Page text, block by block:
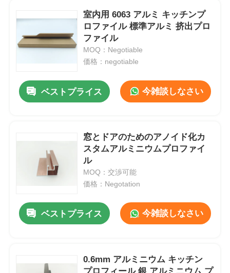
私たちについて
品質管理
ニュース
見積もりを依頼する
アルミ製のキッチンプロファイル
室内用 6063 アルミ キッチンプ
ロファイル 標準アルミ 挤出プロ
ファイル
MOQ：Negotiable
価格：negotiable
ベストプライス 今雑談しなさい
窓とドアのためのアノイド化カ
スタムアルミニウムプロファイ
ル
MOQ：交渉可能
価格：Negotation
ベストプライス 今雑談しなさい
0.6mm アルミニウム キッチン
プロフィール 銀 アルミニウム プ